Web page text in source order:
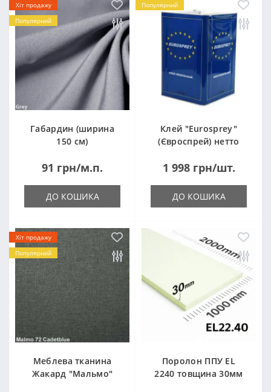
Хіт продажу
Популярний
Габардин (ширина
150 см)
91 грн/м.п.
ДО КОШИКА
Популярний
Клей "Eurosprey"
(Євроспрей) нетто
1 998 грн/шт.
ДО КОШИКА
Хіт продажу
Популярний
Меблева тканина
Жакард "Мальмо"
Поролон ППУ EL
2240 товщина 30мм